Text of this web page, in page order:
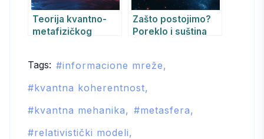
Teorija kvantno-
metafizičkog
razumevanje
nesvesnog i svesti
Zašto postojimo?
Poreklo i suština
Tags:
informacione mreže
kvantna koherentnost
kvantna mehanika
metasfera
relativistički modeli